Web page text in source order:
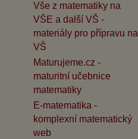
Vše z matematiky na
VŠE a další VŠ -
materiály pro přípravu na
VŠ
Maturujeme.cz -
maturitní učebnice
matematiky
E-matematika -
komplexní matematický
web